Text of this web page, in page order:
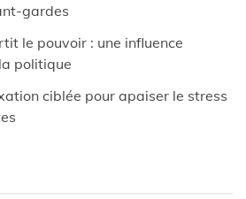
gardes
le pouvoir : une influence
politique
ciblée pour apaiser le stress